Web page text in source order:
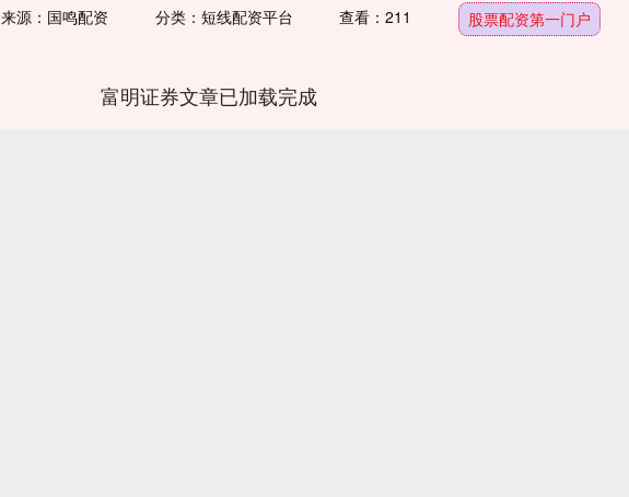
来源：国鸣配资
分类：短线配资平台 查看：211 股票配资第一门户
富明证券文章已加载完成